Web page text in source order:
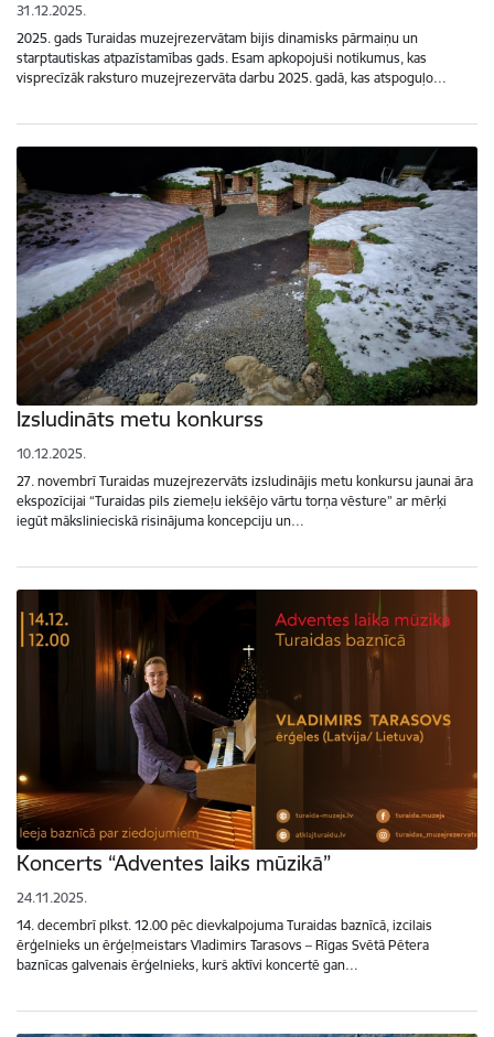
31.12.2025.
2025. gads Turaidas muzejrezervātam bijis dinamisks pārmaiņu un
starptautiskas atpazīstamības gads. Esam apkopojuši notikumus, kas
visprecīzāk raksturo muzejrezervāta darbu 2025. gadā, kas atspoguļo…
Izsludināts metu konkurss
10.12.2025.
27. novembrī Turaidas muzejrezervāts izsludinājis metu konkursu jaunai āra
ekspozīcijai “Turaidas pils ziemeļu iekšējo vārtu torņa vēsture” ar mērķi
iegūt mākslinieciskā risinājuma koncepciju un…
Koncerts “Adventes laiks mūzikā”
24.11.2025.
14. decembrī plkst. 12.00 pēc dievkalpojuma Turaidas baznīcā, izcilais
ērģelnieks un ērģeļmeistars Vladimirs Tarasovs – Rīgas Svētā Pētera
baznīcas galvenais ērģelnieks, kurš aktīvi koncertē gan…